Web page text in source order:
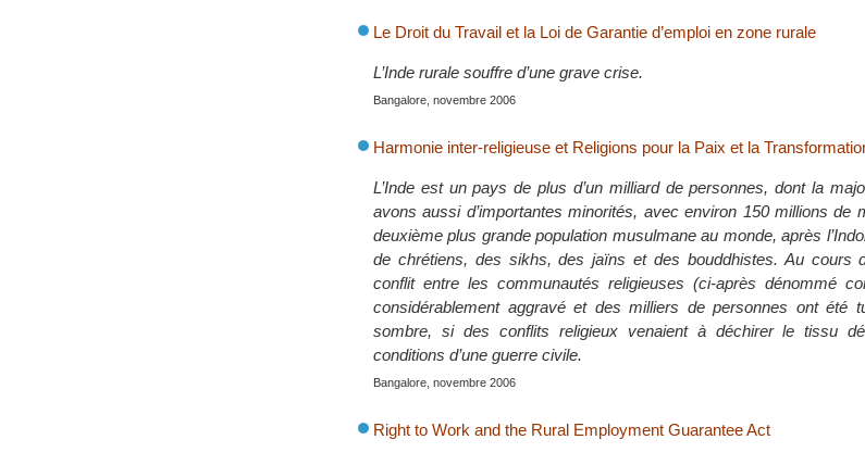
Le Droit du Travail et la Loi de Garantie d’emploi en zone rurale
L’Inde rurale souffre d’une grave crise.
Bangalore, novembre 2006
Harmonie inter-religieuse et Religions pour la Paix et la
L’Inde est un pays de plus d’un milliard de personnes, dont la
avons aussi d’importantes minorités, avec environ 150 millions de
deuxième plus grande population musulmane au monde, après
de chrétiens, des sikhs, des jaïns et des bouddhistes. Au cours
conflit entre les communautés religieuses (ci-après dénommé
considérablement aggravé et des milliers de personnes ont été
sombre, si des conflits religieux venaient à déchirer le tissu
conditions d’une guerre civile.
Bangalore, novembre 2006
Right to Work and the Rural Employment Guarantee Act